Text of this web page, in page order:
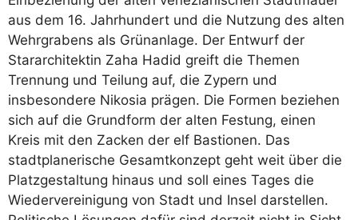
aus dem 16. Jahrhundert und die Nutzung des alten
Wehrgrabens als Grünanlage. Der Entwurf der
Stararchitektin Zaha Hadid greift die Themen
Trennung und Teilung auf, die Zypern und
insbesondere Nikosia prägen. Die Formen beziehen
sich auf die Grundform der alten Festung, einen
Kreis mit den Zacken der elf Bastionen. Das
stadtplanerische Gesamtkonzept geht weit über die
Platzgestaltung hinaus und soll eines Tages die
Wiedervereinigung von Stadt und Insel darstellen.